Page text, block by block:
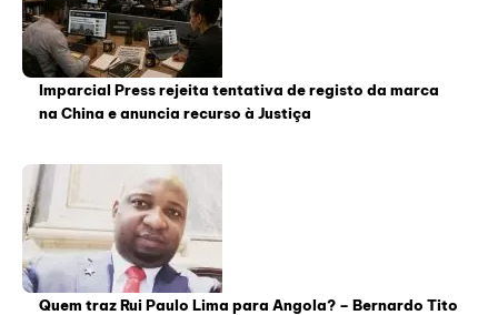
Imparcial Press rejeita tentativa de registo da marca
na China e anuncia recurso à Justiça
Quem traz Rui Paulo Lima para Angola? – Bernardo Tito